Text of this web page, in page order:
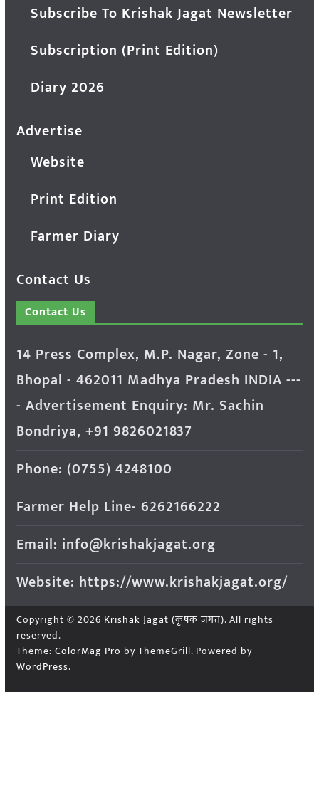
Subscribe To Krishak Jagat Newsletter
Subscription (Print Edition)
Diary 2026
Advertise
Website
Print Edition
Farmer Diary
Contact Us
Contact Us
14 Press Complex, M.P. Nagar, Zone - 1,
Bhopal - 462011 Madhya Pradesh INDIA ---
- Advertisement Enquiry: Mr. Sachin
Bondriya, +91 9826021837
Phone: (0755) 4248100
Farmer Help Line- 6262166222
Email: info@krishakjagat.org
Website: https://www.krishakjagat.org/
Copyright © 2026 Krishak Jagat (कृषक जगत). All rights
reserved.
Theme: ColorMag Pro by ThemeGrill. Powered by
WordPress.